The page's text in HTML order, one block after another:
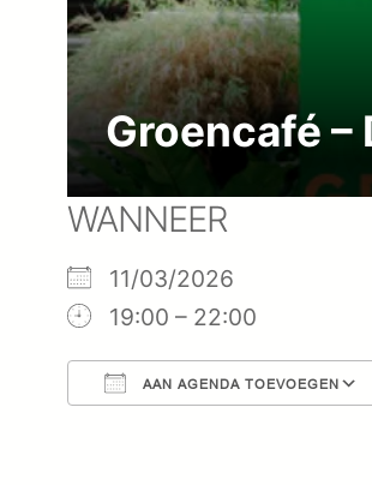
Groencafé –
WANNEER
11/03/2026
19:00 – 22:00
AAN AGENDA TOEVOEGEN